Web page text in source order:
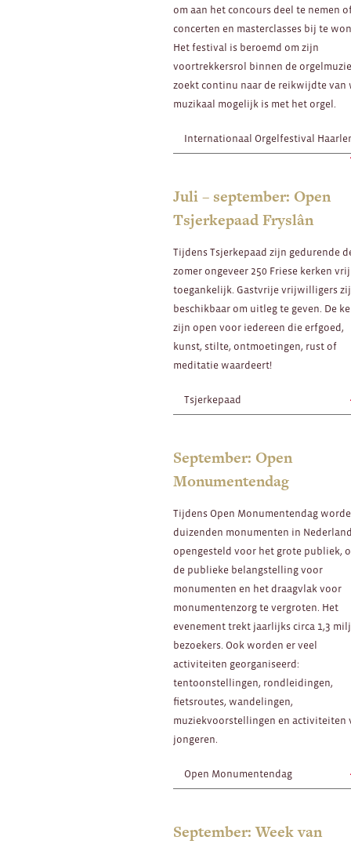
om aan het concours deel te nemen
concerten en masterclasses bij te
Het festival is beroemd om zijn
voortrekkersrol binnen de
zoekt continu naar de reikwijdte van
muzikaal mogelijk is met het orgel.
Internationaal Orgelfestival
Juli – september: Open
Tsjerkepaad Fryslân
Tijdens Tsjerkepaad zijn gedurende
zomer ongeveer 250 Friese kerken vrij
toegankelijk. Gastvrije vrijwilligers
beschikbaar om uitleg te geven. De
zijn open voor iedereen die erfgoed,
kunst, stilte, ontmoetingen, rust of
meditatie waardeert!
Tsjerkepaad
September: Open
Monumentendag
Tijdens Open Monumentendag
duizenden monumenten in
opengesteld voor het grote publiek,
de publieke belangstelling voor
monumenten en het draagvlak voor
monumentenzorg te vergroten. Het
evenement trekt jaarlijks circa 1,3
bezoekers. Ook worden er veel
activiteiten georganiseerd:
tentoonstellingen, rondleidingen,
fietsroutes, wandelingen,
muziekvoorstellingen en activiteiten
jongeren.
Open Monumentendag
September: Week van